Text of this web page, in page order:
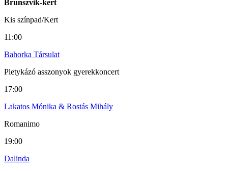
Brunszvik-kert
Kis színpad/Kert
11:00
Bahorka Társulat
Pletykázó asszonyok gyerekkoncert
17:00
Lakatos Mónika & Rostás Mihály
Romanimo
19:00
Dalinda